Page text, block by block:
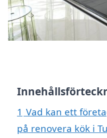
1 Vad kan ett
på renovera kök i